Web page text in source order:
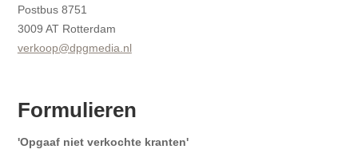
Postbus 8751
3009 AT Rotterdam
verkoop@dpgmedia.nl
Formulieren
'Opgaaf niet verkochte kranten'